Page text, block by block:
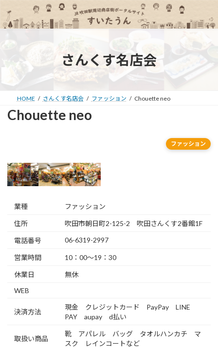
テ
ッ
ゲ
移
さんくす名店会
HOME さんくす名店会 ファッション Chouette neo
Chouette neo
ファッション
業種 ファッション
住所 吹田市朝日町2-125-2 吹田さんくす2番館1F
電話番号 06-6319-2997
営業時間 10：00～19：30
休業日
無休
WEB
決済方法
現金 クレジットカード PayPay LINE
PAY aupay d払い
取扱い商品
靴 アパレル バッグ タオルハンカチ マ
スク レインコートなど